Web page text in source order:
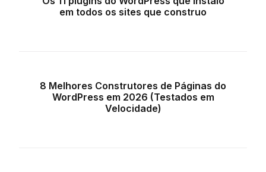
em todos os sites que construo
8 Melhores Construtores de Páginas do
WordPress em 2026 (Testados em
Velocidade)